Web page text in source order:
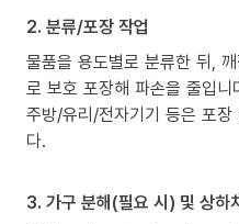
2. 분류/포장 작업
물품을 용도별로 분류한 뒤,
로 보호 포장해 파손을 줄입니
주방/유리/전자기기 등은 포
다.
3. 가구 분해(필요 시) 및 상하